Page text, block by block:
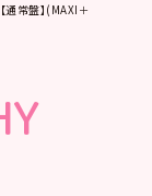
通常盤】(MAXI＋